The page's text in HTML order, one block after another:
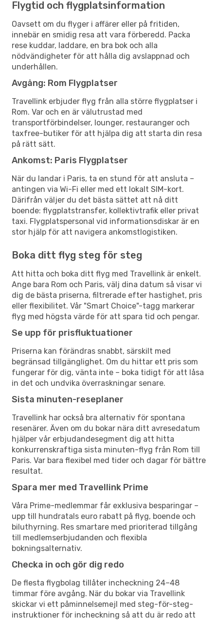
Flygtid och flygplatsinformation
Oavsett om du flyger i affärer eller på fritiden,
innebär en smidig resa att vara förberedd. Packa
rese kuddar, laddare, en bra bok och alla
nödvändigheter för att hålla dig avslappnad och
underhållen.
Avgång: Rom Flygplatser
Travellink erbjuder flyg från alla större flygplatser i
Rom. Var och en är välutrustad med
transportförbindelser, lounger, restauranger och
taxfree-butiker för att hjälpa dig att starta din resa
på rätt sätt.
Ankomst: Paris Flygplatser
När du landar i Paris, ta en stund för att ansluta –
antingen via Wi-Fi eller med ett lokalt SIM-kort.
Därifrån väljer du det bästa sättet att nå ditt
boende: flygplatstransfer, kollektivtrafik eller privat
taxi. Flygplatspersonal vid informationsdiskar är en
stor hjälp för att navigera ankomstlogistiken.
Boka ditt flyg steg för steg
Att hitta och boka ditt flyg med Travellink är enkelt.
Ange bara Rom och Paris, välj dina datum så visar vi
dig de bästa priserna, filtrerade efter hastighet, pris
eller flexibilitet. Vår "Smart Choice"-tagg markerar
flyg med högsta värde för att spara tid och pengar.
Se upp för prisfluktuationer
Priserna kan förändras snabbt, särskilt med
begränsad tillgänglighet. Om du hittar ett pris som
fungerar för dig, vänta inte – boka tidigt för att låsa
in det och undvika överraskningar senare.
Sista minuten-reseplaner
Travellink har också bra alternativ för spontana
resenärer. Även om du bokar nära ditt avresedatum
hjälper vår erbjudandesegment dig att hitta
konkurrenskraftiga sista minuten-flyg från Rom till
Paris. Var bara flexibel med tider och dagar för bättre
resultat.
Spara mer med Travellink Prime
Våra Prime-medlemmar får exklusiva besparingar –
upp till hundratals euro rabatt på flyg, boende och
biluthyrning. Res smartare med prioriterad tillgång
till medlemserbjudanden och flexibla
bokningsalternativ.
Checka in och gör dig redo
De flesta flygbolag tillåter incheckning 24–48
timmar före avgång. När du bokar via Travellink
skickar vi ett påminnelsemejl med steg-för-steg-
instruktioner för incheckning så att du är redo att